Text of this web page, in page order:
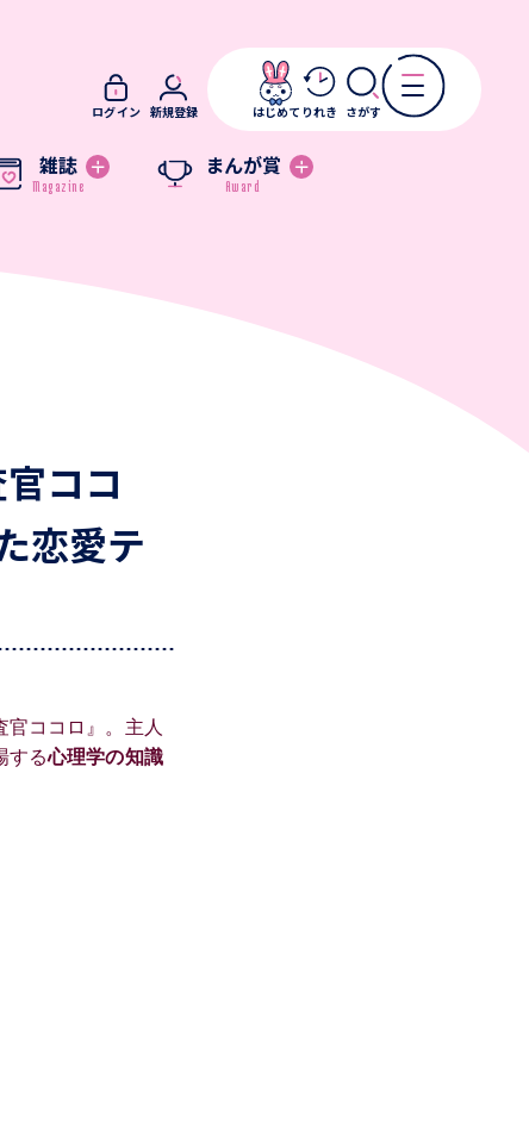
雑誌 まんが賞
ログイン 新規登録 はじめて りれき さがす
ココ
恋愛テ
ココロ』。主人
する心理学の知識